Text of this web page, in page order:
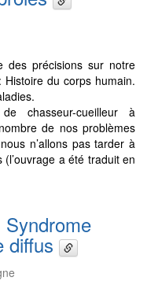
des précisions sur notre
du corps humain.
chasseur-cueilleur à
de nos problèmes
n’allons pas tarder à
a été traduit en
diffus